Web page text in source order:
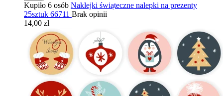
Kupiło 6 osób Naklejki świąteczne nalepki na prezenty
25sztuk 66711 Brak opinii
14,00 zł